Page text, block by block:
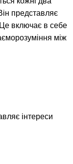
представляє
Це включає в себе
між
інтереси